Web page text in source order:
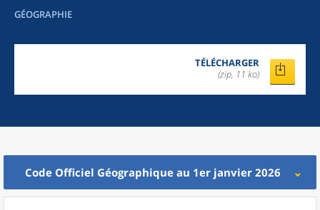
GÉOGRAPHIE
TÉLÉCHARGER
(zip, 11 ko)
Code Officiel Géographique au 1er janvier 2026